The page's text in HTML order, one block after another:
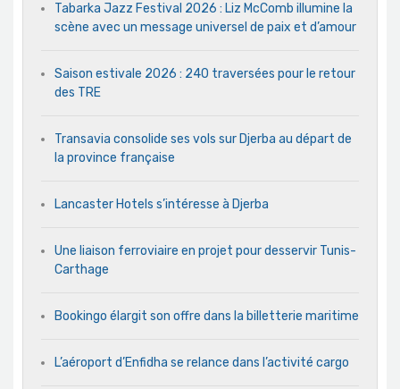
Tabarka Jazz Festival 2026 : Liz McComb illumine la
scène avec un message universel de paix et d’amour
Saison estivale 2026 : 240 traversées pour le retour
des TRE
Transavia consolide ses vols sur Djerba au départ de
la province française
Lancaster Hotels s’intéresse à Djerba
Une liaison ferroviaire en projet pour desservir Tunis-
Carthage
Bookingo élargit son offre dans la billetterie maritime
L’aéroport d’Enfidha se relance dans l’activité cargo